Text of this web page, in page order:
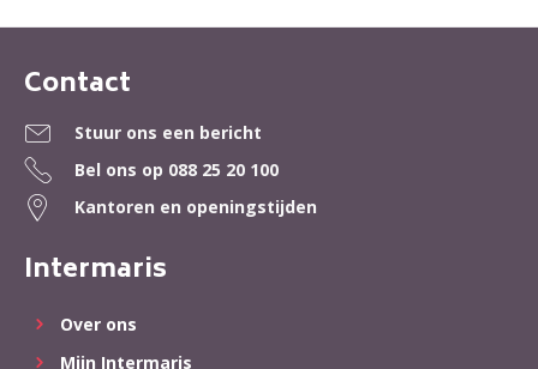
Contactinformatie
Contact
Stuur ons een bericht
Bel ons op 088 25 20 100
Kantoren en openingstijden
Intermaris
Over ons
Mijn Intermaris